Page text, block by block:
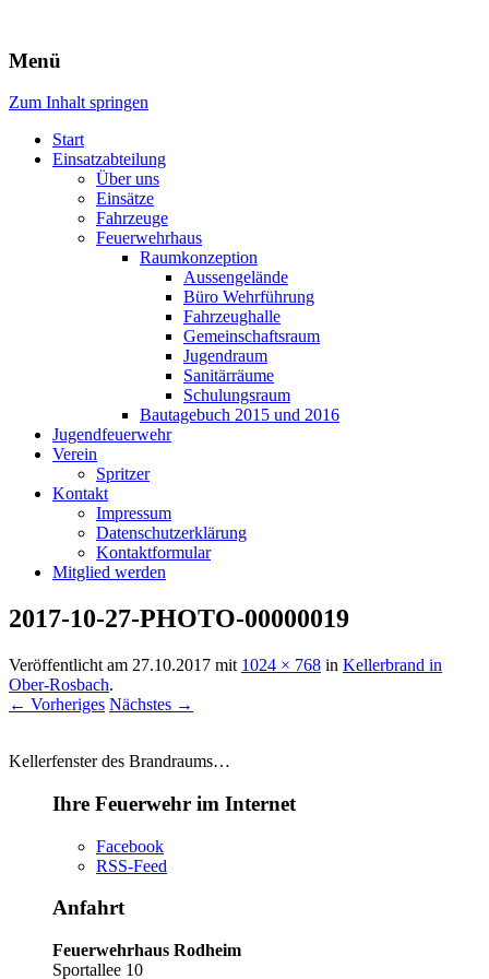
Freiwillige Feuerwehr Rodheim
v.d.H.
Menü
Zum Inhalt springen
Start
Einsatzabteilung
Über uns
Einsätze
Fahrzeuge
Feuerwehrhaus
Raumkonzeption
Aussengelände
Büro Wehrführung
Fahrzeughalle
Gemeinschaftsraum
Jugendraum
Sanitärräume
Schulungsraum
Bautagebuch 2015 und 2016
Jugendfeuerwehr
Verein
Spritzer
Kontakt
Impressum
Datenschutzerklärung
Kontaktformular
Mitglied werden
2017-10-27-PHOTO-00000019
Veröffentlicht am 27.10.2017 mit 1024 × 768 in Kellerbrand in
Ober-Rosbach.
← Vorheriges Nächstes →
Kellerfenster des Brandraums…
Ihre Feuerwehr im Internet
Facebook
RSS-Feed
Anfahrt
Feuerwehrhaus Rodheim
Sportallee 10